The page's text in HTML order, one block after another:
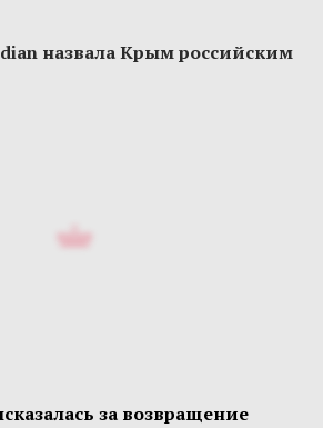
назвала Крым российским
за возвращение